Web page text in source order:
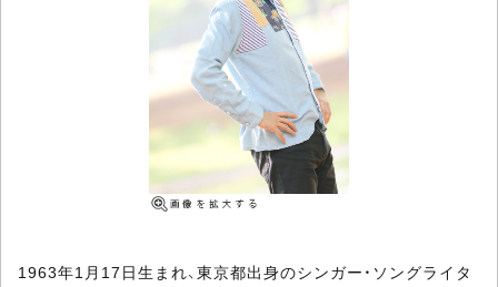
1963年1月17日生まれ、東京都出身のシンガー・ソングライタ